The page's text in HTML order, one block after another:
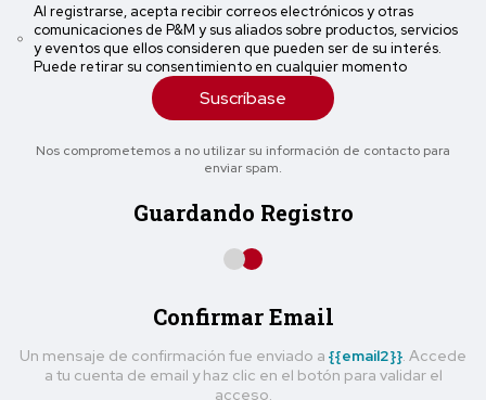
Al registrarse, acepta recibir correos electrónicos y otras
comunicaciones de P&M y sus aliados sobre productos, servicios
y eventos que ellos consideren que pueden ser de su interés.
Puede retirar su consentimiento en cualquier momento
Suscríbase
Nos comprometemos a no utilizar su información de contacto para
enviar spam.
Guardando Registro
Confirmar Email
Un mensaje de confirmación fue enviado a {{email2}} . Accede
a tu cuenta de email y haz clic en el botón para validar el
acceso.